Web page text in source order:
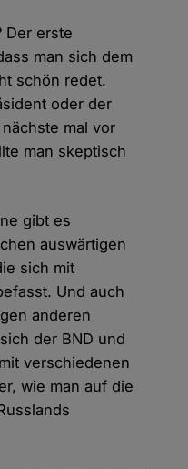
Der erste
man sich dem
schön redet.
oder der
mal vor
man skeptisch
gibt es
auswärtigen
sich mit
Und auch
anderen
der BND und
verschiedenen
wie man auf die